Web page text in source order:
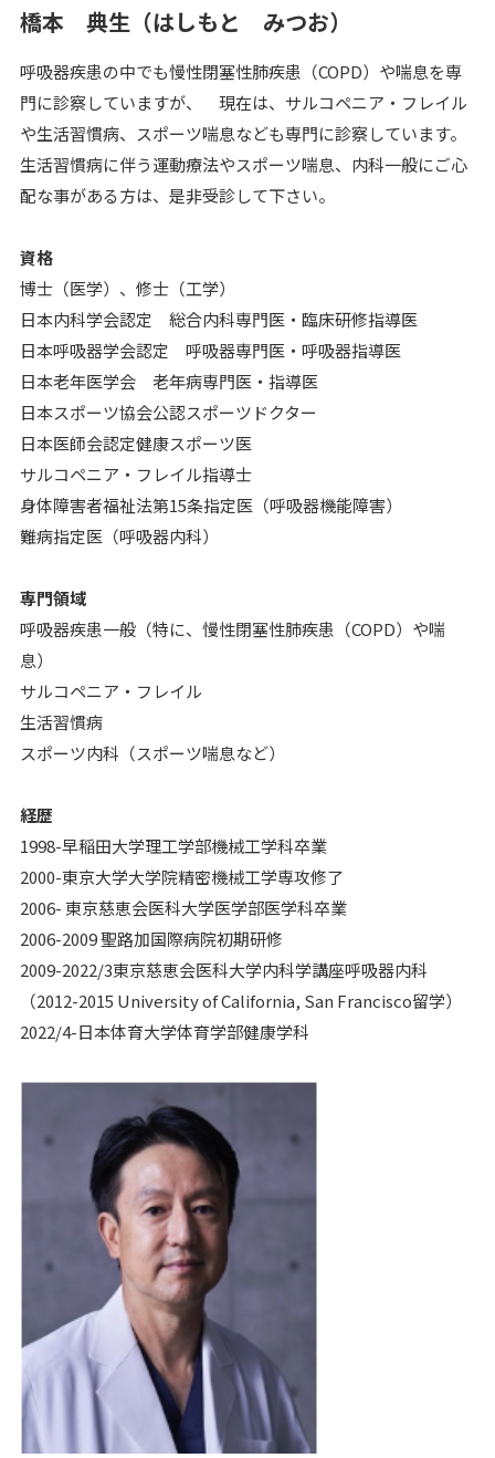
橋本 典生（はしもと みつお）
呼吸器疾患の中でも慢性閉塞性肺疾患（COPD）や喘息を専
門に診察していますが、 現在は、サルコペニア・フレイル
や生活習慣病、スポーツ喘息なども専門に診察しています。
生活習慣病に伴う運動療法やスポーツ喘息、内科一般にご心
配な事がある方は、是非受診して下さい。
資格
博士（医学）、修士（工学）
日本内科学会認定 総合内科専門医・臨床研修指導医
日本呼吸器学会認定 呼吸器専門医・呼吸器指導医
日本老年医学会 老年病専門医・指導医
日本スポーツ協会公認スポーツドクター
日本医師会認定健康スポーツ医
サルコペニア・フレイル指導士
身体障害者福祉法第15条指定医（呼吸器機能障害）
難病指定医（呼吸器内科）
専門領域
呼吸器疾患一般（特に、慢性閉塞性肺疾患（COPD）や喘
息）
サルコペニア・フレイル
生活習慣病
スポーツ内科（スポーツ喘息など）
経歴
1998-早稲田大学理工学部機械工学科卒業
2000-東京大学大学院精密機械工学専攻修了
2006- 東京慈恵会医科大学医学部医学科卒業
2006-2009 聖路加国際病院初期研修
2009-2022/3東京慈恵会医科大学内科学講座呼吸器内科
（2012-2015 University of California, San Francisco留学）
2022/4-日本体育大学体育学部健康学科